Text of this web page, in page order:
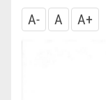
A-
A A+